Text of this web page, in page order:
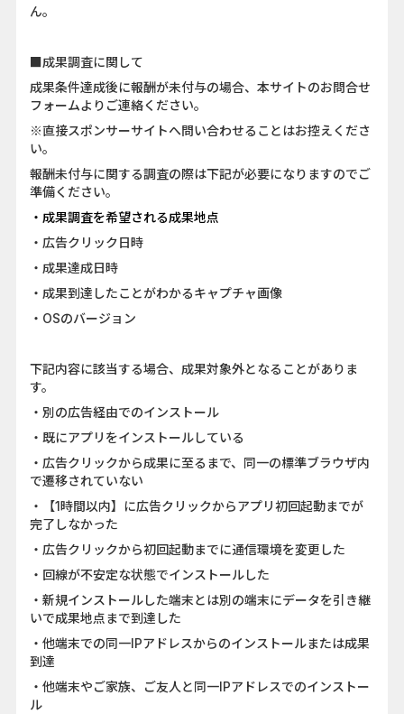
ん。
■成果調査に関して
成果条件達成後に報酬が未付与の場合、本サイトのお問合せ
フォームよりご連絡ください。
※直接スポンサーサイトへ問い合わせることはお控えくださ
い。
報酬未付与に関する調査の際は下記が必要になりますのでご
準備ください。
・成果調査を希望される成果地点
・広告クリック日時
・成果達成日時
・成果到達したことがわかるキャプチャ画像
・OSのバージョン
下記内容に該当する場合、成果対象外となることがありま
す。
・別の広告経由でのインストール
・既にアプリをインストールしている
・広告クリックから成果に至るまで、同一の標準ブラウザ内
で遷移されていない
・【1時間以内】に広告クリックからアプリ初回起動までが
完了しなかった
・広告クリックから初回起動までに通信環境を変更した
・回線が不安定な状態でインストールした
・新規インストールした端末とは別の端末にデータを引き継
いで成果地点まで到達した
・他端末での同一IPアドレスからのインストールまたは成果
到達
・他端末やご家族、ご友人と同一IPアドレスでのインストー
ル